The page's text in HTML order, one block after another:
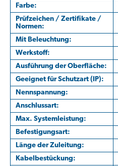
Farbe:
Prüfzeichen / Zertifikate /
Normen:
Mit Beleuchtung:
Werkstoff:
Ausführung der Oberfläche:
Geeignet für Schutzart (IP):
Nennspannung:
Anschlussart:
Max. Systemleistung:
Befestigungsart:
Länge der Zuleitung:
Kabelbestückung: